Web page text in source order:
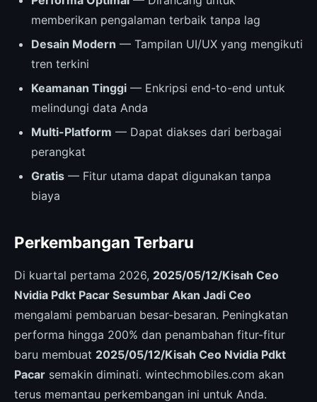
memberikan pengalaman terbaik tanpa lag
Desain Modern — Tampilan UI/UX yang mengikuti
tren terkini
Keamanan Tinggi — Enkripsi end-to-end untuk
melindungi data Anda
Multi-Platform — Dapat diakses dari berbagai
perangkat
Gratis — Fitur utama dapat digunakan tanpa
biaya
Perkembangan Terbaru
Di kuartal pertama 2026, 2025/05/12/Kisah Ceo
Nvidia Pdkt Pacar Sesumbar Akan Jadi Ceo
mengalami pembaruan besar-besaran. Peningkatan
performa hingga 200% dan penambahan fitur-fitur
baru membuat 2025/05/12/Kisah Ceo Nvidia Pdkt
Pacar semakin diminati. wintechmobiles.com akan
terus memantau perkembangan ini untuk Anda.